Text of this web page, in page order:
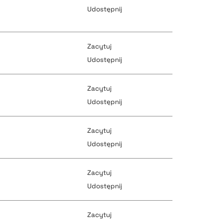
pobierz cytat
pobierz cytat
pobierz cytat
Udostępnij
pobierz cytat
pobierz cytat
Zacytuj
Udostępnij
pobierz cytat
pobierz cytat
Zacytuj
Udostępnij
pobierz cytat
Zacytuj
Udostępnij
pobierz cytat
Zacytuj
Udostępnij
Zacytuj